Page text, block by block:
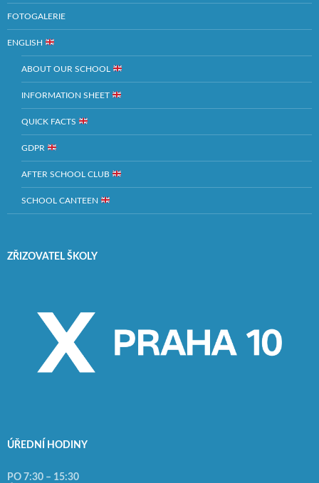
FOTOGALERIE
ENGLISH
ABOUT OUR SCHOOL
INFORMATION SHEET
QUICK FACTS
GDPR
AFTER SCHOOL CLUB
SCHOOL CANTEEN
ZŘIZOVATEL ŠKOLY
ÚŘEDNÍ HODINY
PO 7:30 – 15:30